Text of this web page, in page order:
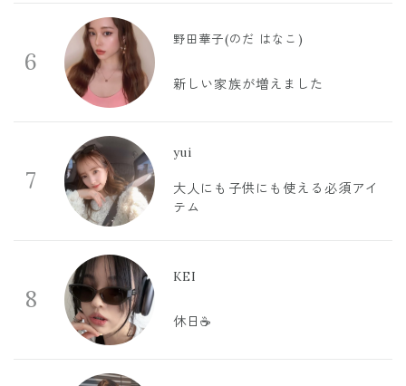
6
野田華子(のだ はなこ)
新しい家族が増えました
7
yui
大人にも子供にも使える必須アイ
テム
8
KEI
休日☕️